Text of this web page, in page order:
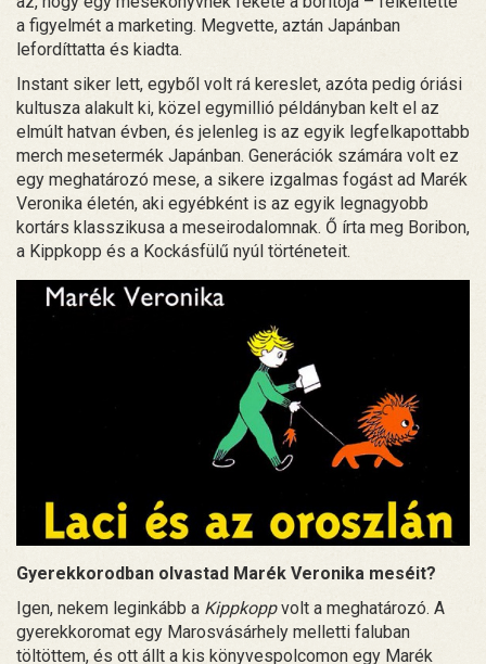
a figyelmét a marketing. Megvette, aztán Japánban
lefordíttatta és kiadta.
Instant siker lett, egyből volt rá kereslet, azóta pedig óriási
kultusza alakult ki, közel egymillió példányban kelt el az
elmúlt hatvan évben, és jelenleg is az egyik legfelkapottabb
merch mesetermék Japánban. Generációk számára volt ez
egy meghatározó mese, a sikere izgalmas fogást ad Marék
Veronika életén, aki egyébként is az egyik legnagyobb
kortárs klasszikusa a meseirodalomnak. Ő írta meg Boribon,
a Kippkopp és a Kockásfülű nyúl történeteit.
Gyerekkorodban olvastad Marék Veronika meséit?
Igen, nekem leginkább a Kippkoppvolt a meghatározó. A
gyerekkoromat egy Marosvásárhely melletti faluban
töltöttem, és ott állt a kis könyvespolcomon egy Marék